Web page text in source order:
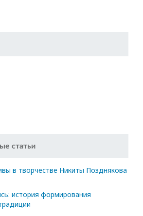
статьи
в творчестве Никиты Позднякова
история формирования